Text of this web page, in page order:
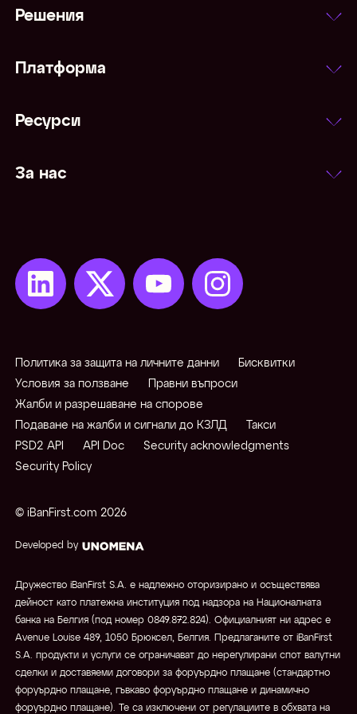
Решения
Платформа
Ресурси
За нас
© iBanFirst.com 2026
Developed by
Политика за защита на личните данни
Бисквитки
Условия за ползване
Правни въпроси
Жалби и разрешаване на спорове
Подаване на жалби и сигнали до КЗЛД
Такси
PSD2 API
API Doc
Security acknowledgments
Security Policy
Дружество iBanFirst S.A. е надлежно оторизирано и осъществява
дейност като платежна институция под надзора на Националната
банка на Белгия (под номер 0849.872.824). Официалният ни адрес е
Avenue Louise 489, 1050 Брюксел, Белгия. Предлаганите от iBanFirst
S.A. продукти и услуги се ограничават до нерегулирани спот валутни
сделки и доставяеми договори за форуърдно плащане (стандартно
форуърдно плащане, гъвкаво форуърдно плащане и динамично
форуърдно плащане). Те са изключени от регулациите в обхвата на